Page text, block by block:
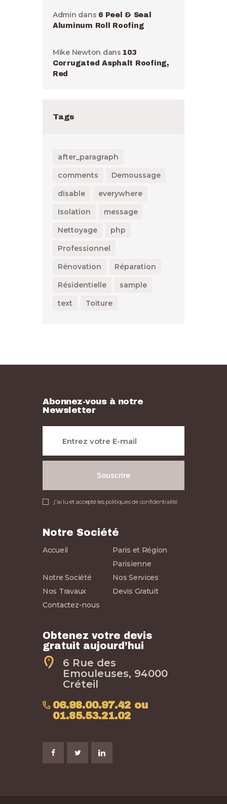
Admin dans 6 Peel & Seal
Aluminum Roll Roofing
Mike Newton dans 103
Corrugated Asphalt Roofing,
Red
Tags
after_paragraph
comments
Demoussage
disable
everywhere
Isolation
message
Nettoyage
php
Professionnel
Rénovation
Réparation
Résidentielle
sample
text
Toiture
Abonnez-vous à notre
Newsletter
j'ai lu et accepté les politiques de confidentialité
Notre Société
Accueil
Paris et Région
Parisienne
Notre Société
Nos Services
Nos Travaux
Devis Gratuit
Contactez-nous
Obtenez votre devis
gratuit aujourd’hui
6 Rue des
Emouleuses, 94000
Créteil
06.98.00.97.42 ou
01.85.53.21.02